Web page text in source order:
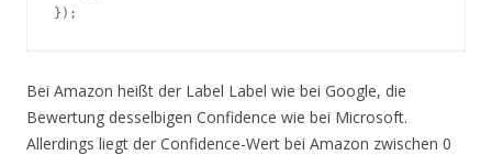
Bei Amazon heißt der Label Label wie bei Google, die
Bewertung desselbigen Confidence wie bei Microsoft.
Allerdings liegt der Confidence-Wert bei Amazon zwischen 0